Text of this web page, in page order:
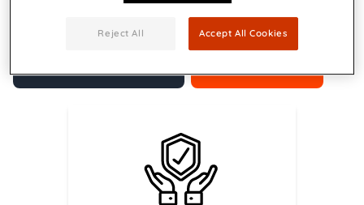
Reject All Accept All Cookies